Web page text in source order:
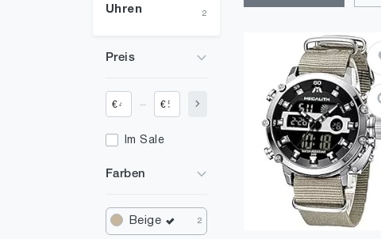
Uhren 2
Preis
€ €
Im Sale
Farben
Beige 2